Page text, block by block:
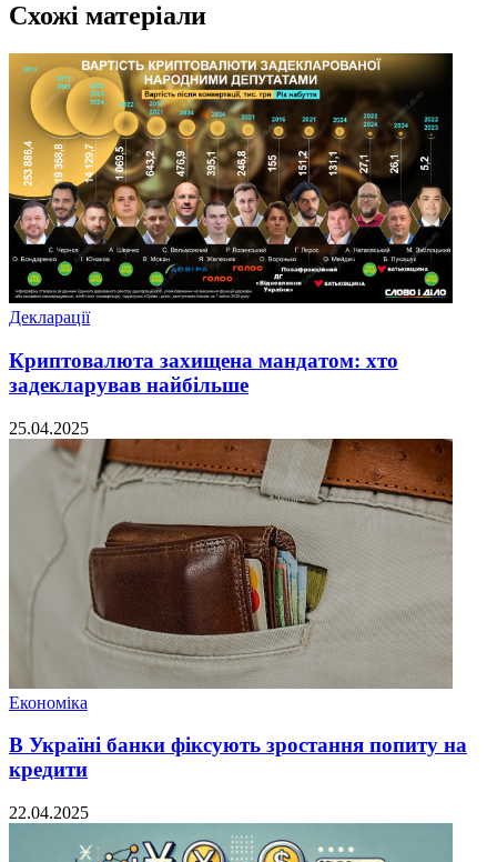
Схожі матеріали
Декларації
Криптовалюта захищена мандатом: хто
задекларував найбільше
25.04.2025
Економіка
В Україні банки фіксують зростання попиту на
кредити
22.04.2025